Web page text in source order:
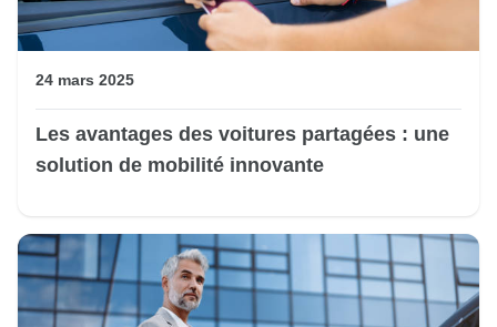
24 mars 2025
Les avantages des voitures partagées : une
solution de mobilité innovante